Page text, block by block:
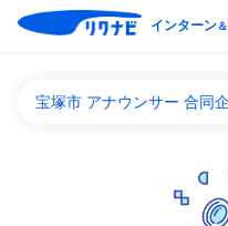
インターン＆